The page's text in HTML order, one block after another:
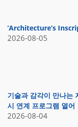
‘Architecture’s
2026-08-05
기술과 감각이 만나는
시 연계 프로그램 열어
2026-08-04